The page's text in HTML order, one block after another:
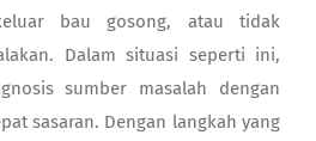
bau gosong, atau tidak
Dalam situasi seperti ini,
sumber masalah dengan
sasaran. Dengan langkah yang